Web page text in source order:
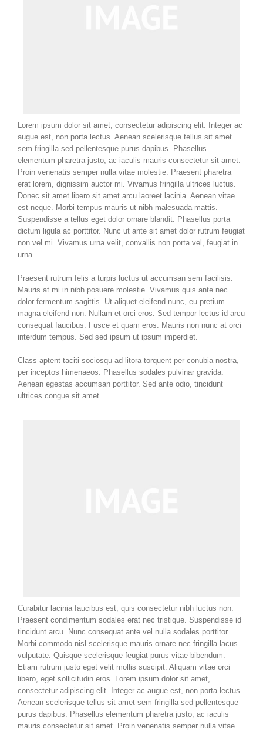
Lorem ipsum dolor sit amet, consectetur adipiscing elit. Integer ac
augue est, non porta lectus. Aenean scelerisque tellus sit amet
sem fringilla sed pellentesque purus dapibus. Phasellus
elementum pharetra justo, ac iaculis mauris consectetur sit amet.
Proin venenatis semper nulla vitae molestie. Praesent pharetra
erat lorem, dignissim auctor mi. Vivamus fringilla ultrices luctus.
Donec sit amet libero sit amet arcu laoreet lacinia. Aenean vitae
est neque. Morbi tempus mauris ut nibh malesuada mattis.
Suspendisse a tellus eget dolor ornare blandit. Phasellus porta
dictum ligula ac porttitor. Nunc ut ante sit amet dolor rutrum feugiat
non vel mi. Vivamus urna velit, convallis non porta vel, feugiat in
urna.
Praesent rutrum felis a turpis luctus ut accumsan sem facilisis.
Mauris at mi in nibh posuere molestie. Vivamus quis ante nec
dolor fermentum sagittis. Ut aliquet eleifend nunc, eu pretium
magna eleifend non. Nullam et orci eros. Sed tempor lectus id arcu
consequat faucibus. Fusce et quam eros. Mauris non nunc at orci
interdum tempus. Sed sed ipsum ut ipsum imperdiet.
Class aptent taciti sociosqu ad litora torquent per conubia nostra,
per inceptos himenaeos. Phasellus sodales pulvinar gravida.
Aenean egestas accumsan porttitor. Sed ante odio, tincidunt
ultrices congue sit amet.
Curabitur lacinia faucibus est, quis consectetur nibh luctus non.
Praesent condimentum sodales erat nec tristique. Suspendisse id
tincidunt arcu. Nunc consequat ante vel nulla sodales porttitor.
Morbi commodo nisl scelerisque mauris ornare nec fringilla lacus
vulputate. Quisque scelerisque feugiat purus vitae bibendum.
Etiam rutrum justo eget velit mollis suscipit. Aliquam vitae orci
libero, eget sollicitudin eros. Lorem ipsum dolor sit amet,
consectetur adipiscing elit. Integer ac augue est, non porta lectus.
Aenean scelerisque tellus sit amet sem fringilla sed pellentesque
purus dapibus. Phasellus elementum pharetra justo, ac iaculis
mauris consectetur sit amet. Proin venenatis semper nulla vitae